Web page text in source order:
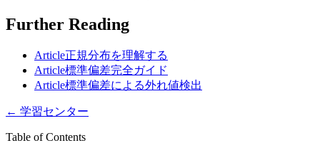
Further Reading
Article正規分布を理解する
Article標準偏差完全ガイド
Article標準偏差による外れ値検出
← 学習センター
Table of Contents